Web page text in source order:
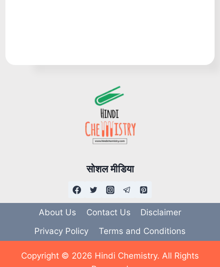
सोशल मीडिया
About Us Contact Us
Disclaimer
Privacy Policy
Terms and Conditions
Copyright © 2026 Hindi Chemistry. All Rights